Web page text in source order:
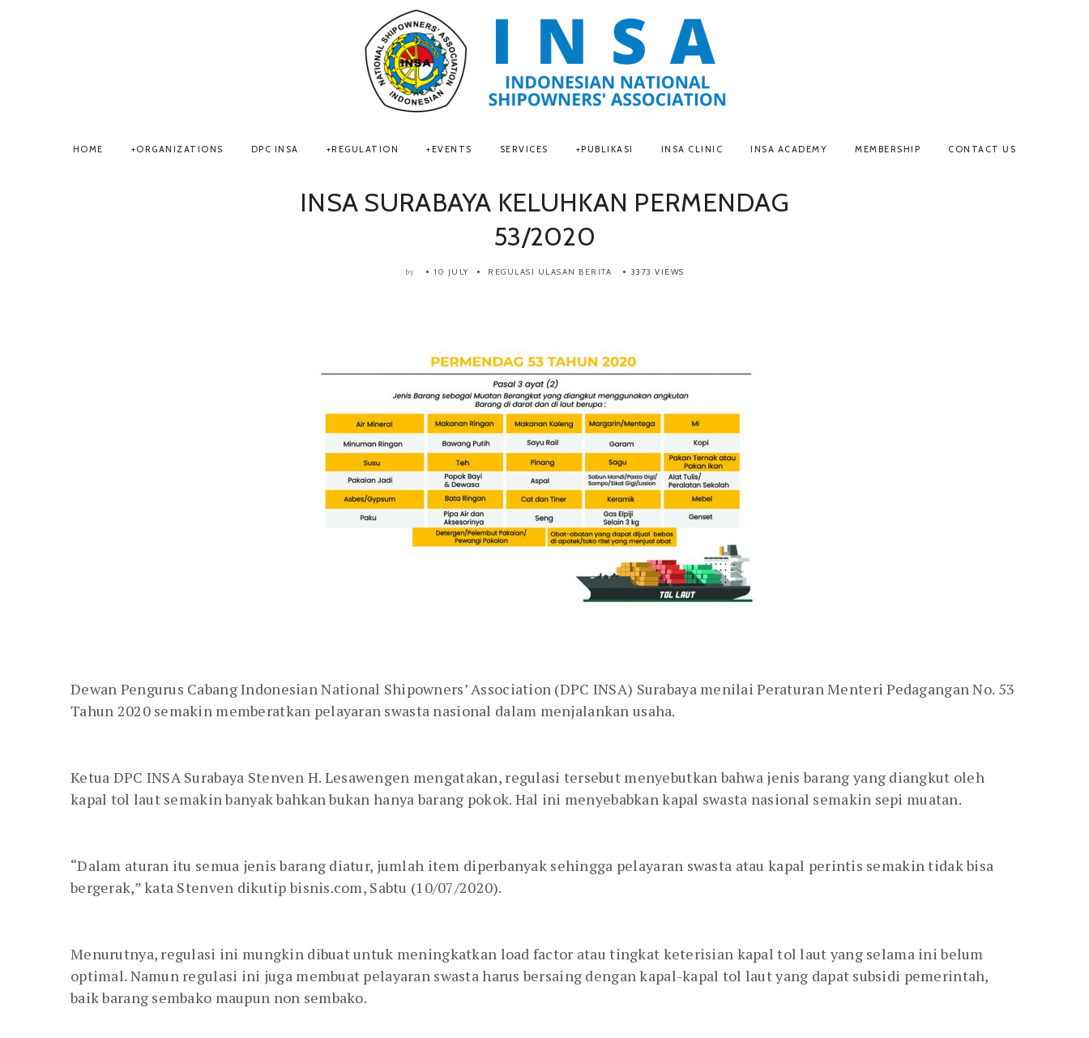
HOME ORGANIZATIONS DPC INSA REGULATION EVENTS SERVICES PUBLIKASI INSA CLINIC INSA ACADEMY MEMBERSHIP CONTACT US
INSA SURABAYA KELUHKAN PERMENDAG
53/2020
by 10 JULY REGULASI ULASAN BERITA 3373 VIEWS
Dewan Pengurus Cabang Indonesian National Shipowners’ Association (DPC INSA) Surabaya menilai Peraturan Menteri Pedagangan No. 53
Tahun 2020 semakin memberatkan pelayaran swasta nasional dalam menjalankan usaha.
Ketua DPC INSA Surabaya Stenven H. Lesawengen mengatakan, regulasi tersebut menyebutkan bahwa jenis barang yang diangkut oleh
kapal tol laut semakin banyak bahkan bukan hanya barang pokok. Hal ini menyebabkan kapal swasta nasional semakin sepi muatan.
“Dalam aturan itu semua jenis barang diatur, jumlah item diperbanyak sehingga pelayaran swasta atau kapal perintis semakin tidak bisa
bergerak,” kata Stenven dikutip bisnis.com, Sabtu (10/07/2020).
Menurutnya, regulasi ini mungkin dibuat untuk meningkatkan load factor atau tingkat keterisian kapal tol laut yang selama ini belum
optimal. Namun regulasi ini juga membuat pelayaran swasta harus bersaing dengan kapal-kapal tol laut yang dapat subsidi pemerintah,
baik barang sembako maupun non sembako.